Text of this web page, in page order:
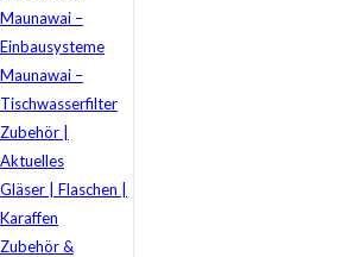
Maunawai –
Einbausysteme
Maunawai –
Tischwasserfilter
Zubehör |
Aktuelles
Gläser | Flaschen |
Karaffen
Zubehör &